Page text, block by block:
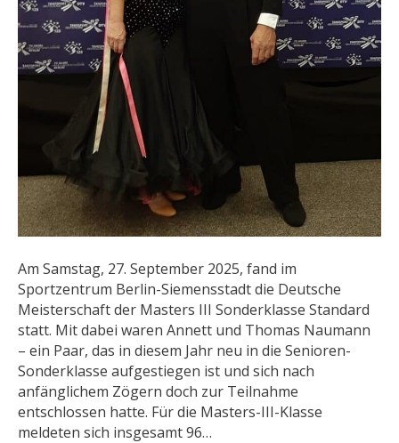
Am Samstag, 27. September 2025, fand im
Sportzentrum Berlin-Siemensstadt die Deutsche
Meisterschaft der Masters III Sonderklasse Standard
statt. Mit dabei waren Annett und Thomas Naumann
– ein Paar, das in diesem Jahr neu in die Senioren-
Sonderklasse aufgestiegen ist und sich nach
anfänglichem Zögern doch zur Teilnahme
entschlossen hatte. Für die Masters-III-Klasse
meldeten sich insgesamt 96…